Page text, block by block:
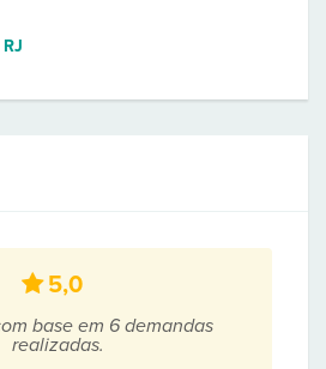
5,0
base em 6 demandas
realizadas.